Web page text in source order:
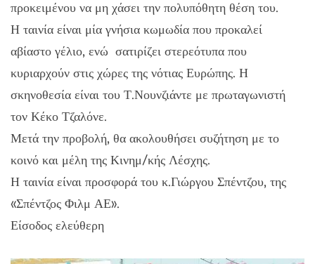
προκειμένου να μη χάσει την πολυπόθητη θέση του.
Η ταινία είναι μία γνήσια κωμωδία που προκαλεί
αβίαστο γέλιο, ενώ σατιρίζει στερεότυπα που
κυριαρχούν στις χώρες της νότιας Ευρώπης. Η
σκηνοθεσία είναι του Τ.Νουνζιάντε με πρωταγωνιστή
τον Κέκο Τζαλόνε.
Μετά την προβολή, θα ακολουθήσει συζήτηση με το
κοινό και μέλη της Κινημ/κής Λέσχης.
Η ταινία είναι προσφορά του κ.Γιώργου Σπέντζου, της
«Σπέντζος Φιλμ ΑΕ».
Είσοδος ελεύθερη